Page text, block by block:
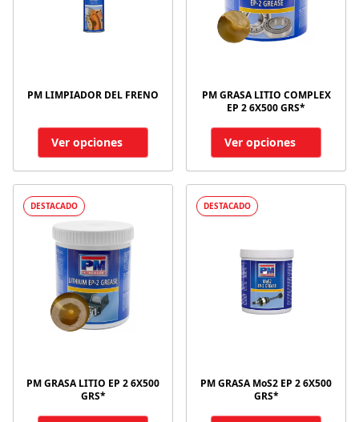
PM LIMPIADOR DEL FRENO
Ver opciones
PM GRASA LITIO COMPLEX
EP 2 6X500 GRS*
Ver opciones
DESTACADO
PM GRASA LITIO EP 2 6X500
GRS*
DESTACADO
PM GRASA MoS2 EP 2 6X500
GRS*